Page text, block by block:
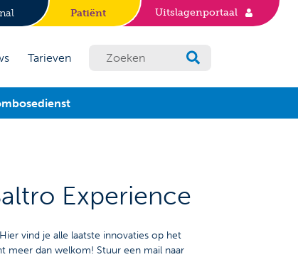
Patiënt Uitslagenportaal
Tarieven
Experience
vind je alle laatste innovaties op het
meer dan welkom! Stuur een mail naar